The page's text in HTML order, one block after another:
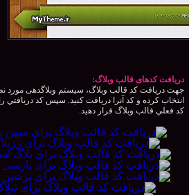
دریافت کدهای قالب وبلاگ:
جهت دريافت كد قالب وبلاگ، سيستم وبلاگدهی مورد
انتخاب كرده و كد آنرا دريافت كنيد. سپس كد دريافتي
كد فعلي قالب وبلاگ قرار دهيد.